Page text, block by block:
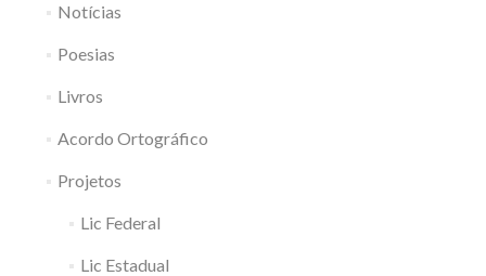
Notícias
Poesias
Livros
Acordo Ortográfico
Projetos
Lic Federal
Lic Estadual